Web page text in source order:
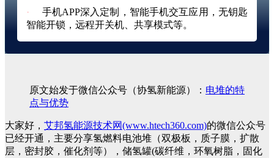
· 手机APP深入定制，智能手机交互应用，无钥匙
智能开锁，远程开关机、共享模式等。
原文始发于微信公众号（协氢新能源）： 电堆的特
点与优势
大家好， 艾邦氢能源技术网(www.htech360.com)的微信公众号
已经开通，主要分享氢燃料电池堆（双极板，质子膜，扩散
层，密封胶，催化剂等），储氢罐(碳纤维，环氧树脂，固化